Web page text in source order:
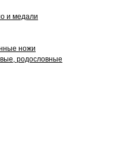
и медали
ножи
родословные